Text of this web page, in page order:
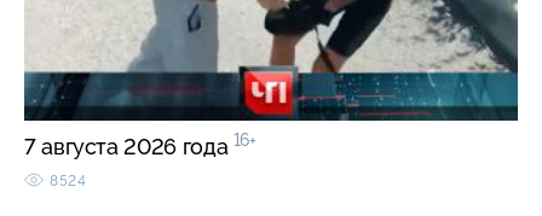
7 августа 2026 года 16+
8524